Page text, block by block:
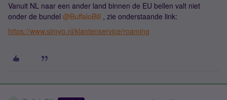
Vanuit NL naar een ander land binnen de EU bellen valt niet
onder de bundel @BuffaloBill , zie onderstaande link:
https://www.simyo.nl/klantenservice/roaming